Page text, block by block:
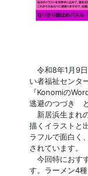
令和8年1月9
い者福祉センタ
『Konomiの
逃避のつづき ど
新居浜生まれ
描くイラストと
ラフルで面白く
されています。
今回特におす
す。ラーメン4